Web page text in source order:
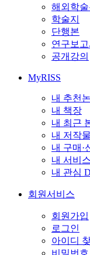
해외학
학술지
단행본
연구보고
공개강의
MyRISS
내 추천
내 책장
내 최근
내 저작
내 구매·
내 서비
내 관심
회원서비스
회원가입
로그인
아이디 찾
비밀번호